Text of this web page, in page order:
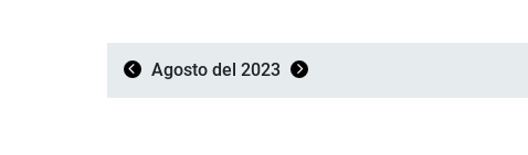
Agosto del 2023